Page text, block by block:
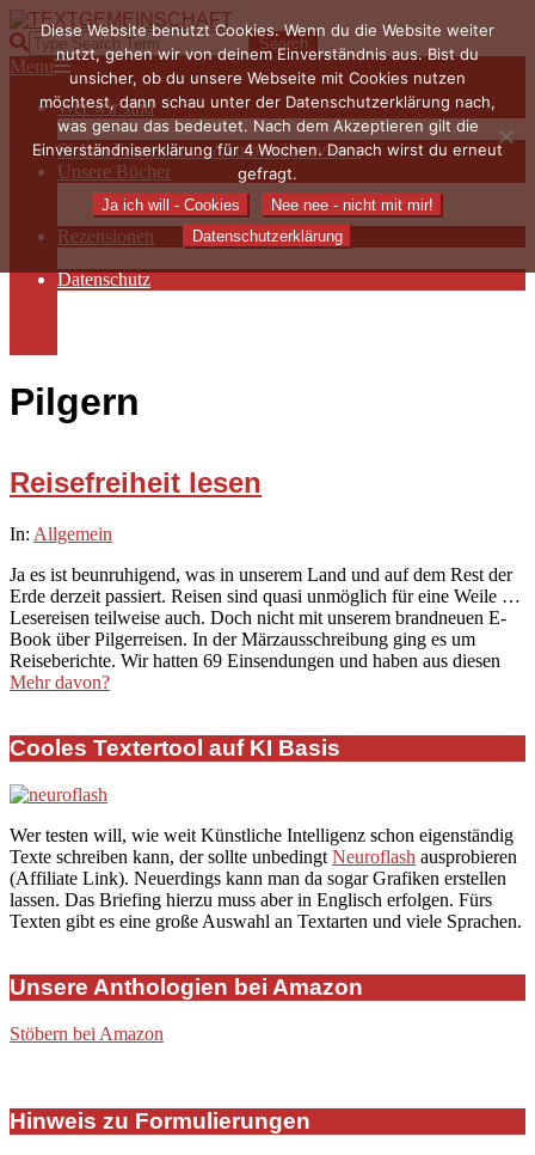
Skip
to
content
TEXTGEMEINSCHAFT
Search
Primary
Navigation
Menu
Menu
Wer wir sind
Die Hauptakteurinnen
Sieben Fragen an… / Autoreninterviews
Unsere Bücher
Autorenservices
Autorenprofile
Rezensionen
Datenschutz
Pilgern
Reisefreiheit lesen
2020-
17
In: Allgemein
Ja es ist beunruhigend, was in unserem Land und auf dem Rest der
Erde derzeit passiert. Reisen sind quasi unmöglich für eine Weile …
Lesereisen teilweise auch. Doch nicht mit unserem brandneuen E-
Book über Pilgerreisen. In der Märzausschreibung ging es um
Reiseberichte. Wir hatten 69 Einsendungen und haben aus diesen
Mehr davon?
Cooles Textertool auf KI Basis
Wer testen will, wie weit Künstliche Intelligenz schon eigenständig
Texte schreiben kann, der sollte unbedingt Neuroflash ausprobieren
(Affiliate Link). Neuerdings kann man da sogar Grafiken erstellen
lassen. Das Briefing hierzu muss aber in Englisch erfolgen. Fürs
Texten gibt es eine große Auswahl an Textarten und viele Sprachen.
Unsere Anthologien bei Amazon
Stöbern bei Amazon
Hinweis zu Formulierungen
Diese Website benutzt Cookies. Wenn du die Website weiter
nutzt, gehen wir von deinem Einverständnis aus. Bist du
unsicher, ob du unsere Webseite mit Cookies nutzen
möchtest, dann schau unter der Datenschutzerklärung nach,
was genau das bedeutet. Nach dem Akzeptieren gilt die
Einverständniserklärung für 4 Wochen. Danach wirst du erneut
gefragt.
Ja ich will - Cookies
Nee nee - nicht mit mir!
Datenschutzerklärung